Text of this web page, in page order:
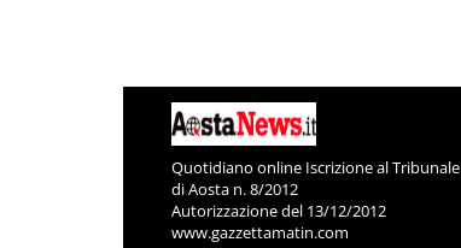
Quotidiano online Iscrizione al Tribunale
di Aosta n. 8/2012
Autorizzazione del 13/12/2012
www.gazzettamatin.com